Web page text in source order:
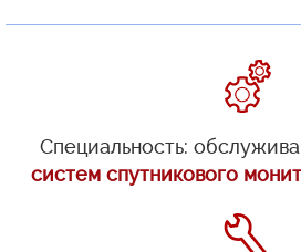
Специальность:
систем спутникового